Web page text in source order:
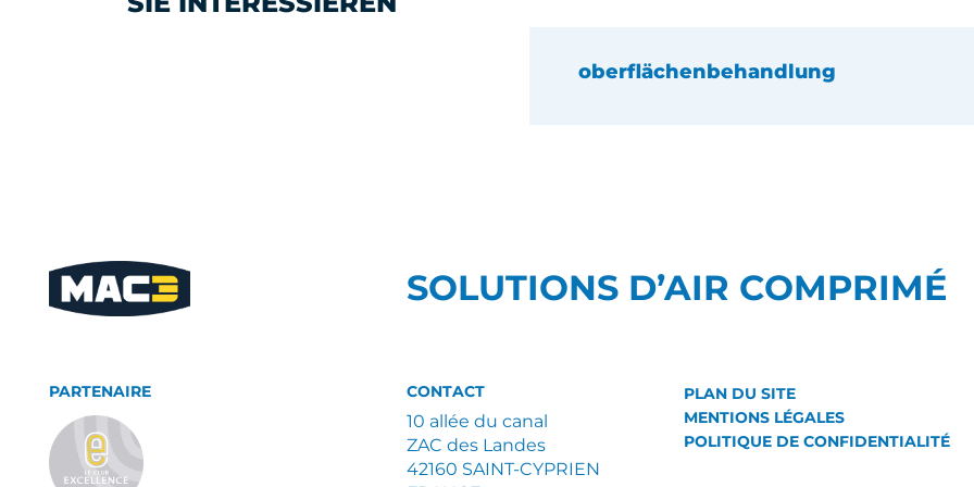
oberflächenbehandlung
SOLUTIONS D’AIR COMPRIMÉ
PARTENAIRE CONTACT
10 allée du canal
ZAC des Landes
42160 SAINT-CYPRIEN
PLAN DU SITE
MENTIONS LÉGALES
POLITIQUE DE CONFIDENTIALITÉ